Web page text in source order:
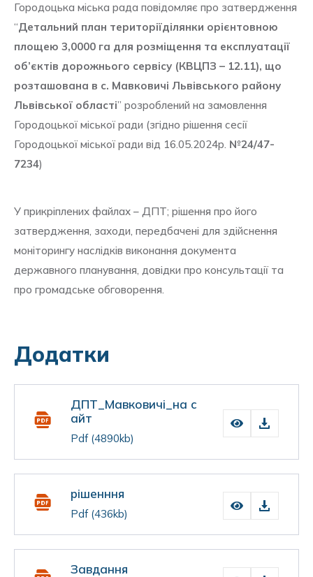
Городоцька міська рада повідомляє про затвердження
“Детальний план територіїділянки орієнтовною
площею 3,0000 га для розміщення та експлуатації
об’єктів дорожнього сервісу (КВЦПЗ – 12.11), що
розташована в с. Мавковичі Львівського району
Львівської області” розроблений на замовлення
Городоцької міської ради (згідно рішення сесії
Городоцької міської ради від 16.05.2024р. №24/47-
7234)
У прикріплених файлах – ДПТ; рішення про його
затвердження, заходи, передбачені для здійснення
моніторингу наслідків виконання документа
державного планування, довідки про консультації та
про громадське обговорення.
Додатки
ДПТ_Мавковичі_на с
айт
Pdf (4890kb)
рішенння
Pdf (436kb)
Завдання